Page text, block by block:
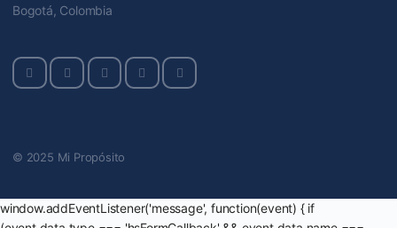
Bogotá, Colombia
© 2025 Mi Propósito
window.addEventListener('message', function(event) { if